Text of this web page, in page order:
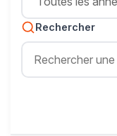
Rechercher